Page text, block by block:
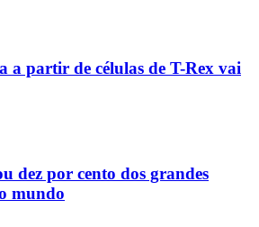
a partir de células de T-Rex vai
dez por cento dos grandes
mundo